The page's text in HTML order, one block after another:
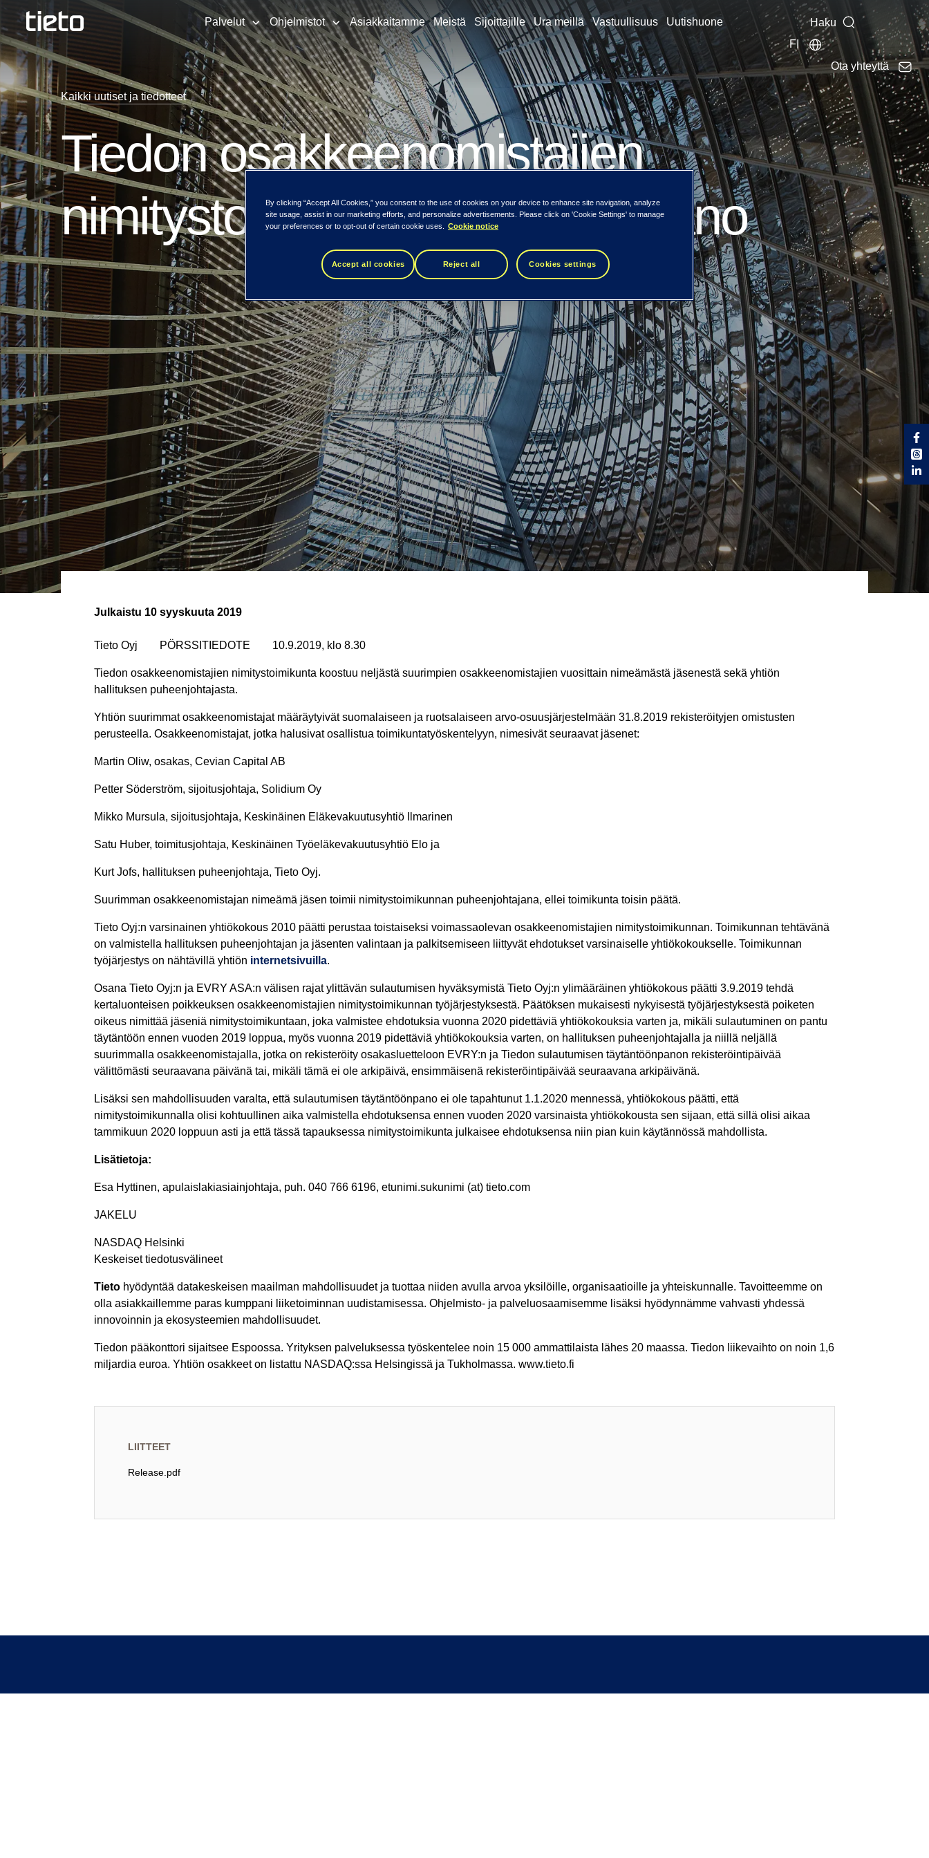
Palvelut Ohjelmistot Asiakkaitamme Meistä Sijoittajille Ura meillä Vastuullisuus Uutishuone
Haku
FI
Ota yhteyttä
Kaikki uutiset ja tiedotteet
Tiedon osakkeenomistajien
nimitystoimikunnan kokoonpano
Julkaistu 10 syyskuuta 2019
Tieto Oyj PÖRSSITIEDOTE 10.9.2019, klo 8.30
Tiedon osakkeenomistajien nimitystoimikunta koostuu neljästä suurimpien osakkeenomistajien vuosittain nimeämästä jäsenestä sekä yhtiön
hallituksen puheenjohtajasta.
Yhtiön suurimmat osakkeenomistajat määräytyivät suomalaiseen ja ruotsalaiseen arvo-osuusjärjestelmään 31.8.2019 rekisteröityjen omistusten
perusteella. Osakkeenomistajat, jotka halusivat osallistua toimikuntatyöskentelyyn, nimesivät seuraavat jäsenet:
Martin Oliw, osakas, Cevian Capital AB
Petter Söderström, sijoitusjohtaja, Solidium Oy
Mikko Mursula, sijoitusjohtaja, Keskinäinen Eläkevakuutusyhtiö Ilmarinen
Satu Huber, toimitusjohtaja, Keskinäinen Työeläkevakuutusyhtiö Elo ja
Kurt Jofs, hallituksen puheenjohtaja, Tieto Oyj.
Suurimman osakkeenomistajan nimeämä jäsen toimii nimitystoimikunnan puheenjohtajana, ellei toimikunta toisin päätä.
Tieto Oyj:n varsinainen yhtiökokous 2010 päätti perustaa toistaiseksi voimassaolevan osakkeenomistajien nimitystoimikunnan. Toimikunnan tehtävänä
on valmistella hallituksen puheenjohtajan ja jäsenten valintaan ja palkitsemiseen liittyvät ehdotukset varsinaiselle yhtiökokoukselle. Toimikunnan
työjärjestys on nähtävillä yhtiön internetsivuilla.
Osana Tieto Oyj:n ja EVRY ASA:n välisen rajat ylittävän sulautumisen hyväksymistä Tieto Oyj:n ylimääräinen yhtiökokous päätti 3.9.2019 tehdä
kertaluonteisen poikkeuksen osakkeenomistajien nimitystoimikunnan työjärjestyksestä. Päätöksen mukaisesti nykyisestä työjärjestyksestä poiketen
oikeus nimittää jäseniä nimitystoimikuntaan, joka valmistee ehdotuksia vuonna 2020 pidettäviä yhtiökokouksia varten ja, mikäli sulautuminen on pantu
täytäntöön ennen vuoden 2019 loppua, myös vuonna 2019 pidettäviä yhtiökokouksia varten, on hallituksen puheenjohtajalla ja niillä neljällä
suurimmalla osakkeenomistajalla, jotka on rekisteröity osakasluetteloon EVRY:n ja Tiedon sulautumisen täytäntöönpanon rekisteröintipäivää
välittömästi seuraavana päivänä tai, mikäli tämä ei ole arkipäivä, ensimmäisenä rekisteröintipäivää seuraavana arkipäivänä.
Lisäksi sen mahdollisuuden varalta, että sulautumisen täytäntöönpano ei ole tapahtunut 1.1.2020 mennessä, yhtiökokous päätti, että
nimitystoimikunnalla olisi kohtuullinen aika valmistella ehdotuksensa ennen vuoden 2020 varsinaista yhtiökokousta sen sijaan, että sillä olisi aikaa
tammikuun 2020 loppuun asti ja että tässä tapauksessa nimitystoimikunta julkaisee ehdotuksensa niin pian kuin käytännössä mahdollista.
Lisätietoja:
Esa Hyttinen, apulaislakiasiainjohtaja, puh. 040 766 6196, etunimi.sukunimi (at) tieto.com
JAKELU
NASDAQ Helsinki
Keskeiset tiedotusvälineet
Tieto hyödyntää datakeskeisen maailman mahdollisuudet ja tuottaa niiden avulla arvoa yksilöille, organisaatioille ja yhteiskunnalle. Tavoitteemme on
olla asiakkaillemme paras kumppani liiketoiminnan uudistamisessa. Ohjelmisto- ja palveluosaamisemme lisäksi hyödynnämme vahvasti yhdessä
innovoinnin ja ekosysteemien mahdollisuudet.
Tiedon pääkonttori sijaitsee Espoossa. Yrityksen palveluksessa työskentelee noin 15 000 ammattilaista lähes 20 maassa. Tiedon liikevaihto on noin 1,6
miljardia euroa. Yhtiön osakkeet on listattu NASDAQ:ssa Helsingissä ja Tukholmassa. www.tieto.fi
LIITTEET
Release.pdf
By clicking “Accept All Cookies,” you consent to the use of cookies on your device to enhance site navigation, analyze
site usage, assist in our marketing efforts, and personalize advertisements. Please click on 'Cookie Settings' to manage
your preferences or to opt-out of certain cookie uses.
Cookie notice
Accept all cookies Reject all Cookies settings